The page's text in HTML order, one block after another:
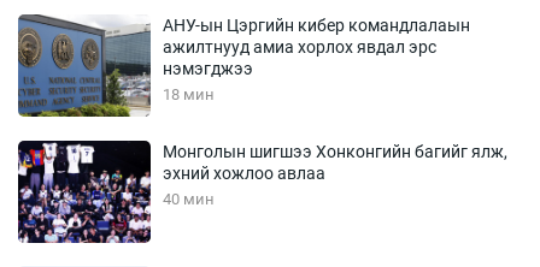
АНУ-ын Цэргийн кибер командлалаын
ажилтнууд амиа хорлох явдал эрс
нэмэгджээ
18 мин
Монголын шигшээ Хонконгийн багийг ялж,
эхний хожлоо авлаа
40 мин